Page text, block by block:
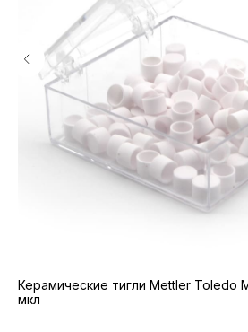
Керамические тигли Mettler Toledo
мкл